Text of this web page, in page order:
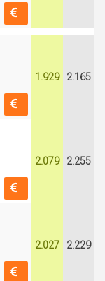
1.929 2.165
2.079 2.255
2.027 2.229